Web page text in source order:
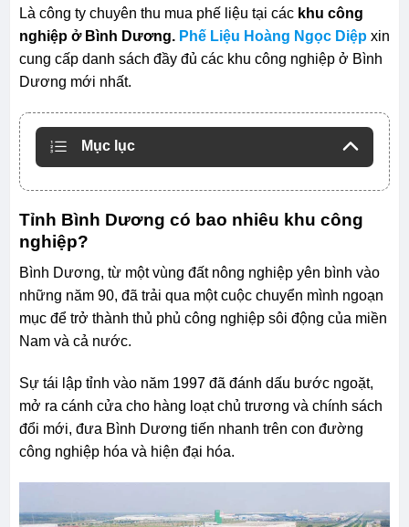
Là công ty chuyên thu mua phế liệu tại các khu công
nghiệp ở Bình Dương. Phế Liệu Hoàng Ngọc Diệpxin
cung cấp danh sách đầy đủ các khu công nghiệp ở Bình
Dương mới nhất.
Mục lục
Tỉnh Bình Dương có bao nhiêu khu công
nghiệp?
Bình Dương, từ một vùng đất nông nghiệp yên bình vào
những năm 90, đã trải qua một cuộc chuyển mình ngoạn
mục để trở thành thủ phủ công nghiệp sôi động của miền
Nam và cả nước.
Sự tái lập tỉnh vào năm 1997 đã đánh dấu bước ngoặt,
mở ra cánh cửa cho hàng loạt chủ trương và chính sách
đổi mới, đưa Bình Dương tiến nhanh trên con đường
công nghiệp hóa và hiện đại hóa.